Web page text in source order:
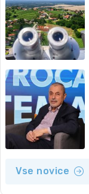
Vse novice